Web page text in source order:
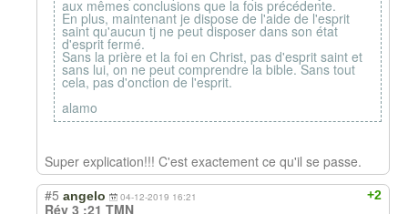
aux mêmes conclusions que la fois précédente.
En plus, maintenant je dispose de l'aide de l'esprit
saint qu'aucun tj ne peut disposer dans son état
d'esprit fermé.
Sans la prière et la foi en Christ, pas d'esprit saint et
sans lui, on ne peut comprendre la bible. Sans tout
cela, pas d'onction de l'esprit.
alamo
Super explication!!! C'est exactement ce qu'il se passe.
+2
#5 angelo 04-12-2019 16:21
Rév 3 :21 TMN